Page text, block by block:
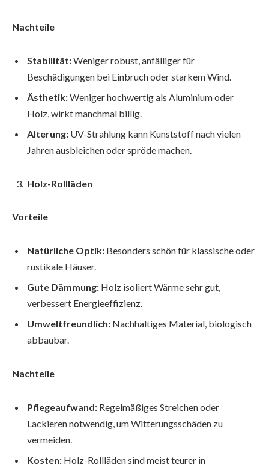
Nachteile
Stabilität:Weniger robust, anfälliger für
Beschädigungen bei Einbruch oder starkem Wind.
Ästhetik:Weniger hochwertig als Aluminium oder
Holz, wirkt manchmal billig.
Alterung: UV-Strahlung kann Kunststoff nach vielen
Jahren ausbleichen oder spröde machen.
Holz-Rollläden
Vorteile
Natürliche Optik: Besonders schön für klassische oder
rustikale Häuser.
Gute Dämmung: Holz isoliert Wärme sehr gut,
verbessert Energieeffizienz.
Umweltfreundlich: Nachhaltiges Material, biologisch
abbaubar.
Nachteile
Pflegeaufwand: Regelmäßiges Streichen oder
Lackieren notwendig, um Witterungsschäden zu
vermeiden.
Kosten: Holz-Rollläden sind meist teurer in